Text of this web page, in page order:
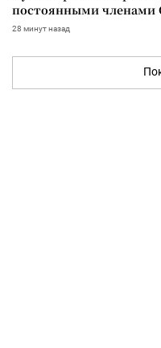
постоянными членами
28 минут назад